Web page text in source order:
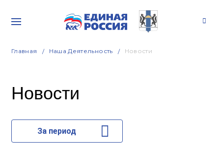
Главная Наша Деятельность Новости
Новости
За период